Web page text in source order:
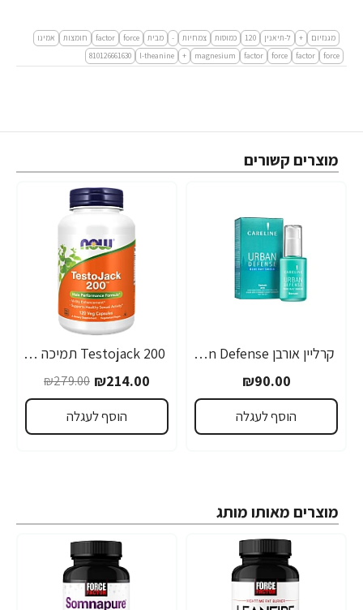
מגנזיום + ל-תיאנין 120 כמוסות צמחיות - מבית force
factor חומצות
אמינו
force
factor‏
force
factor
magnesium
+
l-theanine
810126661630
מוצרים קשורים
קרליין אורבן Urban Defense סרום לעור פנים 30 מ"ל - מבית CARELINE
₪90.00
הוסף לעגלה
-23%
Testojack 200 תמיכה בטסטוסטרון 200 מ"ג 120 כמוסות - מבית NOW FOODS
₪214.00
₪279.00
הוסף לעגלה
מוצרים מאותו מותג